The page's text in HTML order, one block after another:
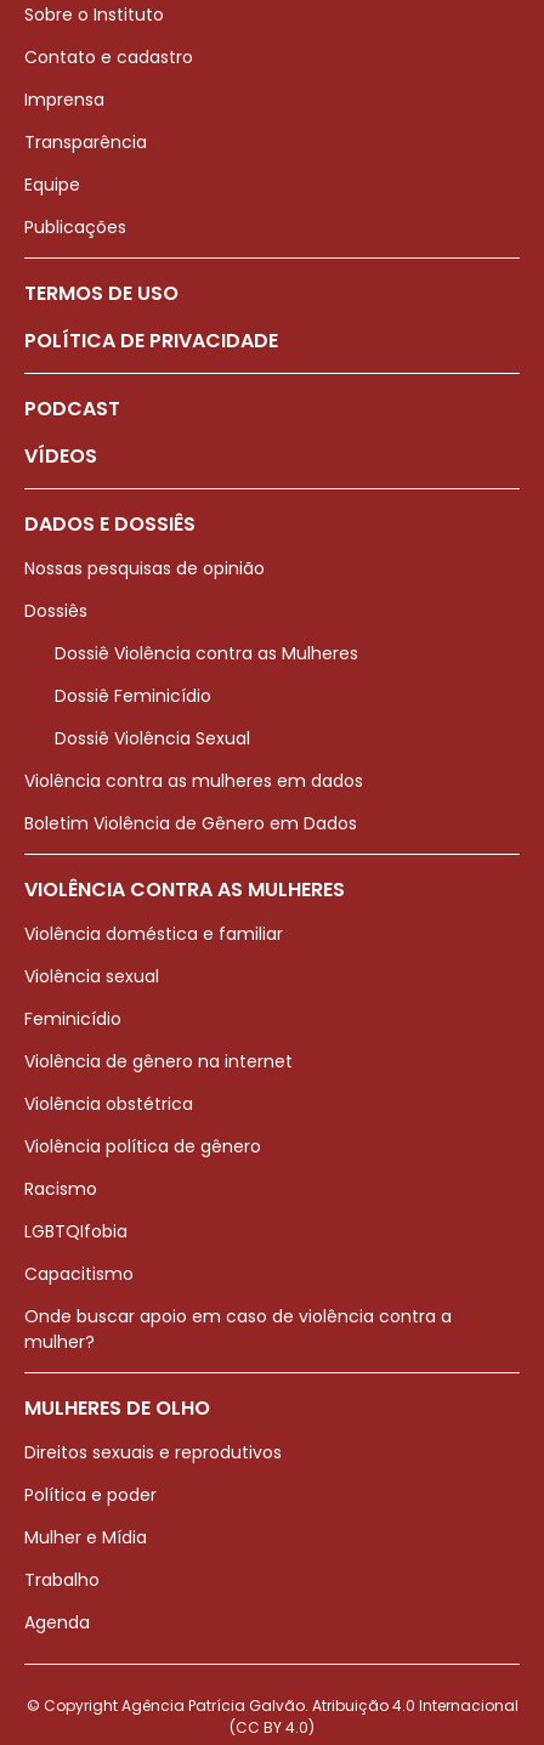
Sobre o Instituto
Contato e cadastro
Imprensa
Transparência
Equipe
Publicações
TERMOS DE USO
POLÍTICA DE PRIVACIDADE
PODCAST
VÍDEOS
DADOS E DOSSIÊS
Nossas pesquisas de opinião
Dossiês
Dossiê Violência contra as Mulheres
Dossiê Feminicídio
Dossiê Violência Sexual
Violência contra as mulheres em dados
Boletim Violência de Gênero em Dados
VIOLÊNCIA CONTRA AS MULHERES
Violência doméstica e familiar
Violência sexual
Feminicídio
Violência de gênero na internet
Violência obstétrica
Violência política de gênero
Racismo
LGBTQIfobia
Capacitismo
Onde buscar apoio em caso de violência contra a
mulher?
MULHERES DE OLHO
Direitos sexuais e reprodutivos
Política e poder
Mulher e Mídia
Trabalho
Agenda
© Copyright Agência Patrícia Galvão. Atribuição 4.0 Internacional
(CC BY 4.0)